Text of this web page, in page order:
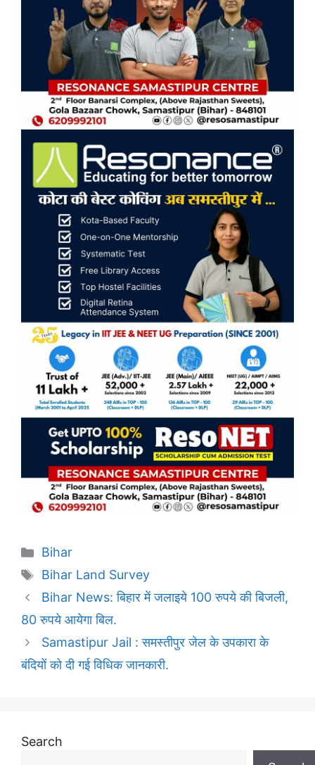
Categories
Bihar
Tags
Bihar Land Survey
Bihar News: बिहार में जलाइये 100 रुपये की बिजली,
80 रुपये आयेगा बिल.
Samastipur Jail : समस्तीपुर जेल के उपकारा के
बंदियों को दी गई विधिक जानकारी.
Search